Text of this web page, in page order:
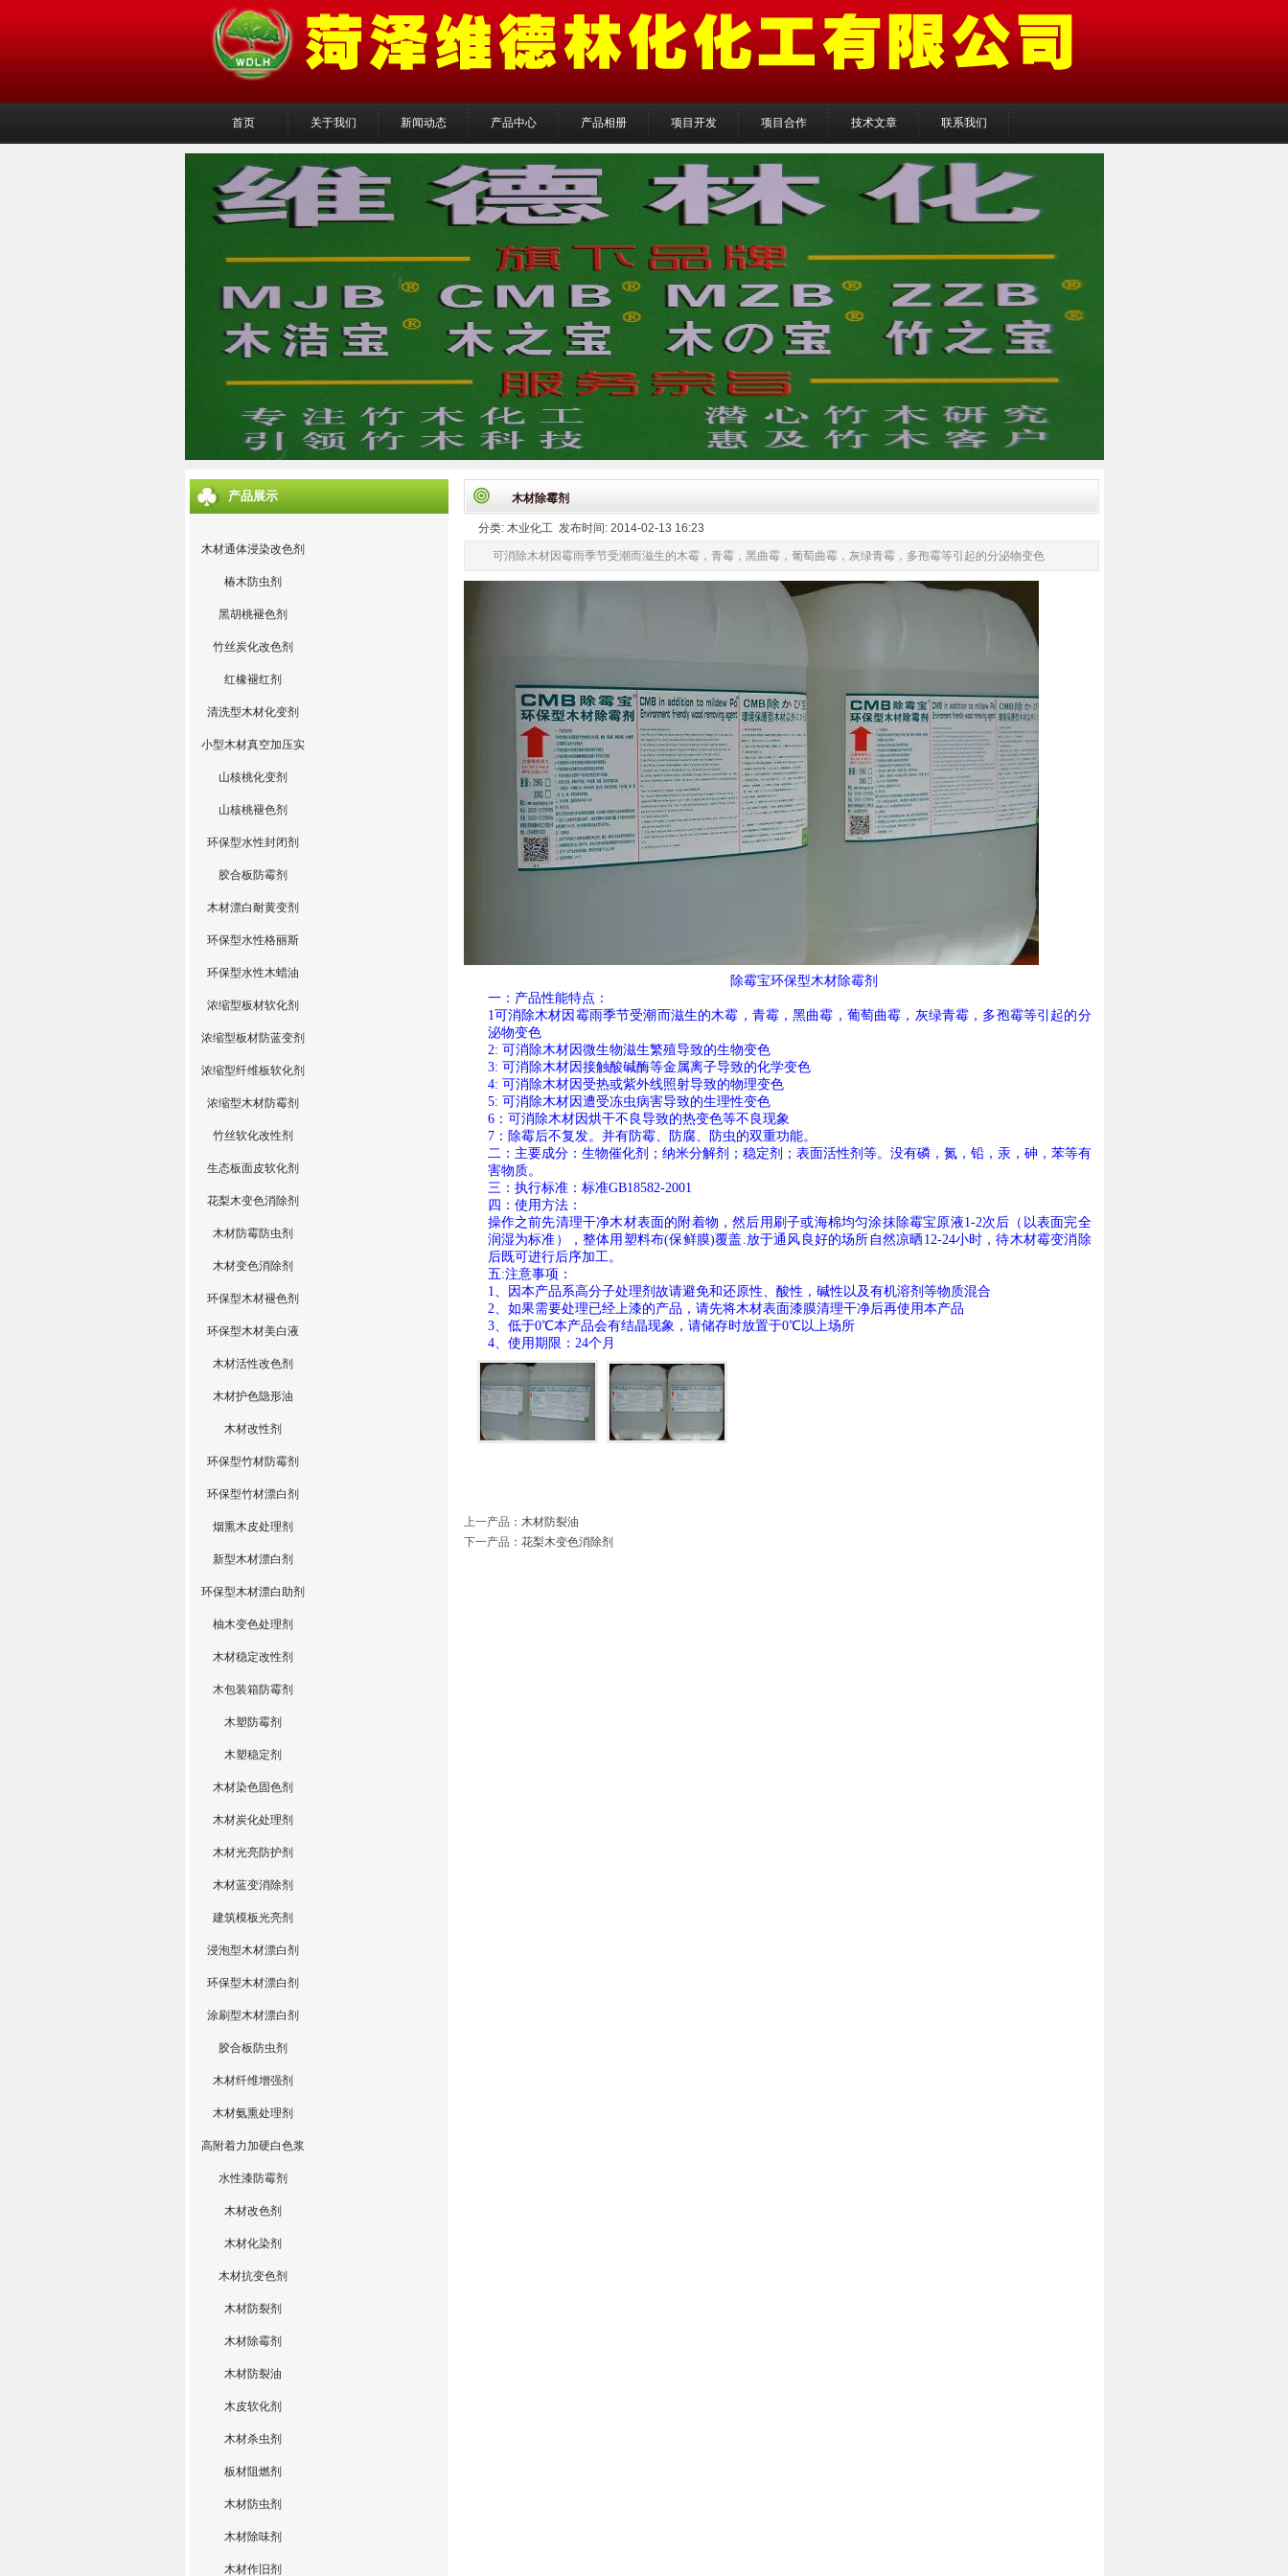
首页 关于我们 新闻动态 产品中心 产品相册 项目开发 项目合作 技术文章 联系我们
产品展示
木材通体浸染改色剂
椿木防虫剂
黑胡桃褪色剂
竹丝炭化改色剂
红橡褪红剂
清洗型木材化变剂
小型木材真空加压实
山核桃化变剂
山核桃褪色剂
环保型水性封闭剂
胶合板防霉剂
木材漂白耐黄变剂
环保型水性格丽斯
环保型水性木蜡油
浓缩型板材软化剂
浓缩型板材防蓝变剂
浓缩型纤维板软化剂
浓缩型木材防霉剂
竹丝软化改性剂
生态板面皮软化剂
花梨木变色消除剂
木材防霉防虫剂
木材变色消除剂
环保型木材褪色剂
环保型木材美白液
木材活性改色剂
木材护色隐形油
木材改性剂
环保型竹材防霉剂
环保型竹材漂白剂
烟熏木皮处理剂
新型木材漂白剂
环保型木材漂白助剂
柚木变色处理剂
木材稳定改性剂
木包装箱防霉剂
木塑防霉剂
木塑稳定剂
木材染色固色剂
木材炭化处理剂
木材光亮防护剂
木材蓝变消除剂
建筑模板光亮剂
浸泡型木材漂白剂
环保型木材漂白剂
涂刷型木材漂白剂
胶合板防虫剂
木材纤维增强剂
木材氨熏处理剂
高附着力加硬白色浆
水性漆防霉剂
木材改色剂
木材化染剂
木材抗变色剂
木材防裂剂
木材除霉剂
木材防裂油
木皮软化剂
木材杀虫剂
板材阻燃剂
木材防虫剂
木材除味剂
木材作旧剂
木材除霉剂
分类: 木业化工 发布时间: 2014-02-13 16:23
可消除木材因霉雨季节受潮而滋生的木霉，青霉，黑曲霉，葡萄曲霉，灰绿青霉，多孢霉等引起的分泌物变色
除霉宝环保型木材除霉剂
一：产品性能特点：
1可消除木材因霉雨季节受潮而滋生的木霉，青霉，黑曲霉，葡萄曲霉，灰绿青霉，多孢霉等引起的分
泌物变色
2: 可消除木材因微生物滋生繁殖导致的生物变色
3: 可消除木材因接触酸碱酶等金属离子导致的化学变色
4: 可消除木材因受热或紫外线照射导致的物理变色
5: 可消除木材因遭受冻虫病害导致的生理性变色
6：可消除木材因烘干不良导致的热变色等不良现象
7：除霉后不复发。并有防霉、防腐、防虫的双重功能。
二：主要成分：生物催化剂；纳米分解剂；稳定剂；表面活性剂等。没有磷，氮，铅，汞，砷，苯等有
害物质。
三：执行标准：标准GB18582-2001
四：使用方法：
操作之前先清理干净木材表面的附着物，然后用刷子或海棉均匀涂抹除霉宝原液1-2次后（以表面完全
润湿为标准），整体用塑料布(保鲜膜)覆盖 .放于通风良好的场所自然凉晒 12-24小时，待木材霉变消除
后既可进行后序加工。
五:注意事项：
1、因本产品系高分子处理剂故请避免和还原性、酸性，碱性以及有机溶剂等物质混合
2、如果需要处理已经上漆的产品，请先将木材表面漆膜清理干净后再使用本产品
3、低于0℃本产品会有结晶现象，请储存时放置于0℃以上场所
4、使用期限： 24个月
上一产品 ： 木材防裂油
下一产品 ： 花梨木变色消除剂